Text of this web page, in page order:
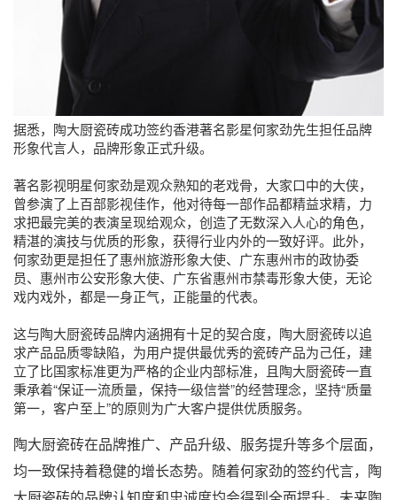
据悉，陶大厨瓷砖成功签约香港著名影星何家劲先生担任品牌
形象代言人，品牌形象正式升级。
著名影视明星何家劲是观众熟知的老戏骨，大家口中的大侠，
曾参演了上百部影视佳作，他对待每一部作品都精益求精，力
求把最完美的表演呈现给观众，创造了无数深入人心的角色，
精湛的演技与优质的形象，获得行业内外的一致好评。此外，
何家劲更是担任了惠州旅游形象大使、广东惠州市的政协委
员、惠州市公安形象大使、广东省惠州市禁毒形象大使，无论
戏内戏外，都是一身正气，正能量的代表。
这与陶大厨瓷砖品牌内涵拥有十足的契合度，陶大厨瓷砖以追
求产品品质零缺陷，为用户提供最优秀的瓷砖产品为己任，建
立了比国家标准更为严格的企业内部标准，且陶大厨瓷砖一直
秉承着“保证一流质量，保持一级信誉”的经营理念，坚持“质量
第一，客户至上”的原则为广大客户提供优质服务。
陶大厨瓷砖在品牌推广、产品升级、服务提升等多个层面，
均一致保持着稳健的增长态势。随着何家劲的签约代言，陶